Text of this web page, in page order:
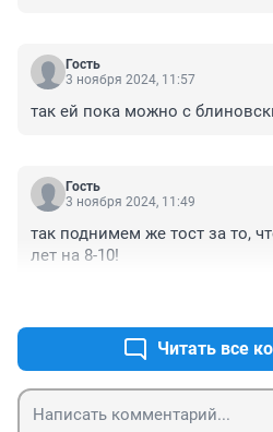
А вот франшиза кофе-лайк ещё
Гость
3 ноября 2024, 11:57
так ей пока можно с
Гость
3 ноября 2024, 11:49
так поднимем же тост за то,
лет на 8-10!
Читать все